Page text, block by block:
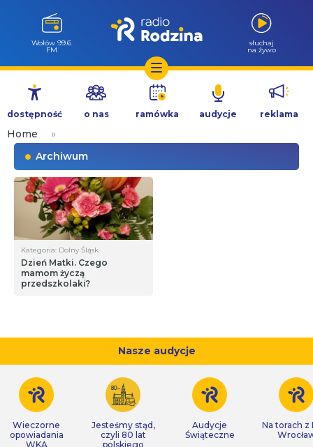
Przejdź
treści
Wołów 99.6
FM
słuchaj
na żywo
dostępność o nas ramówka audycje reklama
Home
»
Archiwum
Kategoria: Dolny Śląsk
Dzień Matki. Czego
mamom życzą
przedszkolaki?
Nasze audycje
Wieczorne
opowiadania
WKA
Jesteśmy stąd,
czyli 80 lat
polskiego
Audycje
Świąteczne
Na torach z